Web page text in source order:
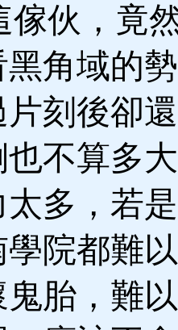
伙，竟
角域的
刻後卻
也不算多
多，若
院都難
胎，難